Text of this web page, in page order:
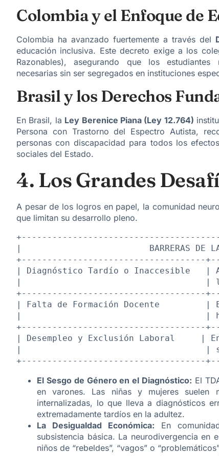
Colombia y el Enfoque de
Colombia ha avanzado fuertemente a través del
educación inclusiva. Este decreto exige a los
Razonables), asegurando que los estudiantes
necesarias sin ser segregados en instituciones
Brasil y los Derechos
En Brasil, la Ley Berenice Piana (Ley 12.764)
Persona con Trastorno del Espectro Autista,
personas con discapacidad para todos los
sociales del Estado.
4. Los Grandes
A pesar de los logros en papel, la comunidad
que limitan su desarrollo pleno.
|                         BARRERAS DE
+------------------------------------
| Diagnóstico Tardío o Inaccesible   |
|                                    | listas
+------------------------------------
| Falta de Formación Docente         |
|                                    |
+------------------------------------
| Desempleo y Exclusión Laboral     |
|                                    |
El Sesgo de Género en el Diagnóstico: El
en varones. Las niñas y mujeres suelen
internalizadas, lo que lleva a diagnósticos
extremadamente tardíos en la adultez.
La Desigualdad Económica: En
subsistencia básica. La neurodivergencia en
niños de “rebeldes”, “vagos” o